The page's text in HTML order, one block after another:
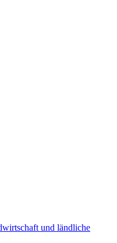
und ländliche